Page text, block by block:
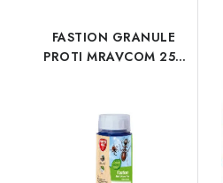
FASTION GRANULE
PROTI MRAVCOM 250